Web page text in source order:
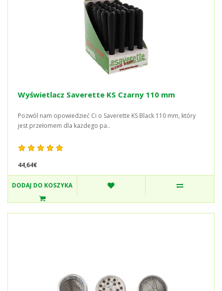
Wyświetlacz Saverette KS Czarny 110 mm
Pozwól nam opowiedzieć Ci o Saverette KS Black 110 mm, który
jest przełomem dla każdego pa..
44,64€
DODAJ DO KOSZYKA